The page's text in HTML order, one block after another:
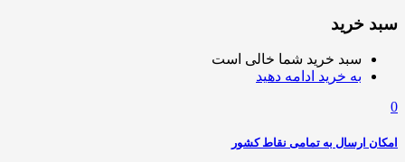
سبد خرید
سبد خرید شما خالی است
به خرید ادامه دهید
0
امکان ارسال به تمامی نقاط کشور